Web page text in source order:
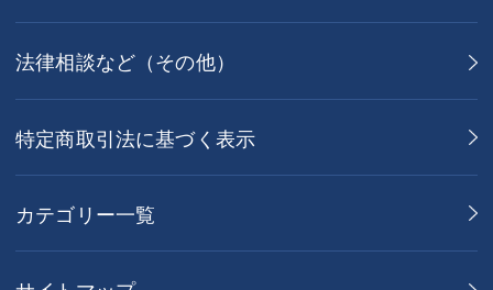
法律相談など（その他）
特定商取引法に基づく表示
カテゴリー一覧